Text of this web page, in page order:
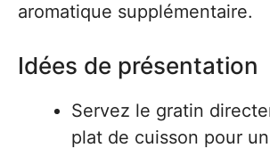
aromatique supplémentaire.
Idées de présentation
Servez le gratin
plat de cuisson pour